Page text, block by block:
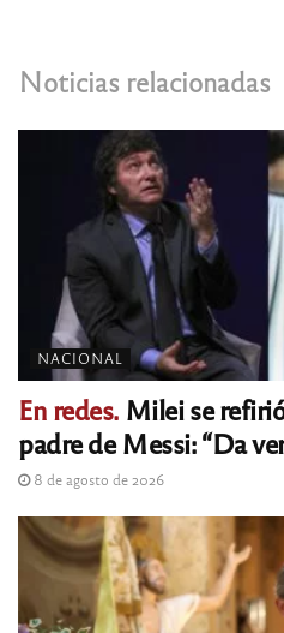
Noticias relacionadas
NACIONAL
En redes. Milei se
padre de Messi: “Da
8 de agosto de 2026